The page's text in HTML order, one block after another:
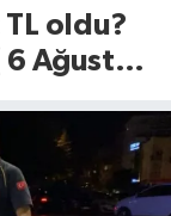
TL oldu?
Ağustos